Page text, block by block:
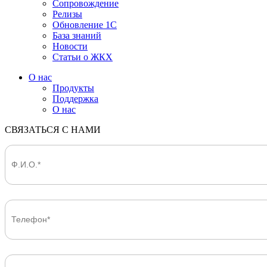
Сопровождение
Релизы
Обновление 1С
База знаний
Новости
Статьи о ЖКХ
О нас
Продукты
Поддержка
О нас
СВЯЗАТЬСЯ С НАМИ